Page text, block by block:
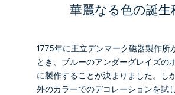
華麗なる色の誕生
1775年に王立デンマーク磁器製作所
とき、ブルーのアンダーグレイズの
に製作することが決まりました。し
外のカラーでのデコレーションを試